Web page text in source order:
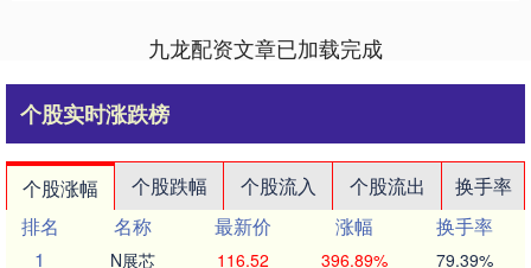
九龙配资文章已加载完成
个股实时涨跌榜
个股涨幅 个股跌幅 个股流入 个股流出
换手率
排名
名称 最新价 涨幅
换手率
1
N展芯 116.52 396.89% 79.39%